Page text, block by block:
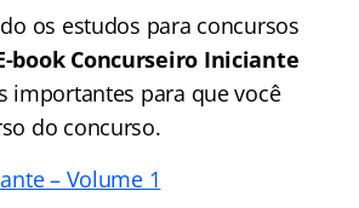
os estudos para concursos
book Concurseiro Iniciante
importantes para que você
do concurso.
– Volume 1